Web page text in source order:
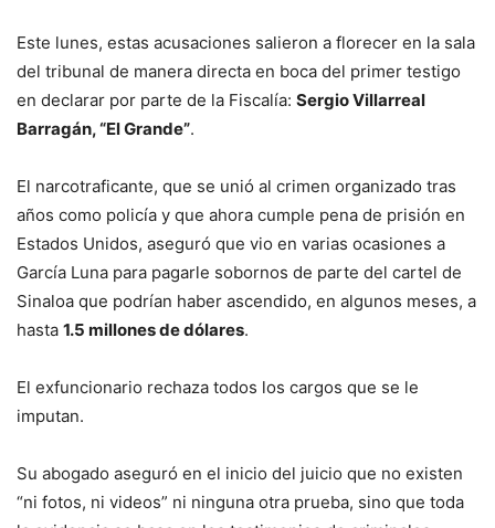
Este lunes, estas acusaciones salieron a florecer en la sala
del tribunal de manera directa en boca del primer testigo
en declarar por parte de la Fiscalía: Sergio Villarreal
Barragán, “El Grande”.
El narcotraficante, que se unió al crimen organizado tras
años como policía y que ahora cumple pena de prisión en
Estados Unidos, aseguró que vio en varias ocasiones a
García Luna para pagarle sobornos de parte del cartel de
Sinaloa que podrían haber ascendido, en algunos meses, a
hasta 1.5 millones de dólares.
El exfuncionario rechaza todos los cargos que se le
imputan.
Su abogado aseguró en el inicio del juicio que no existen
“ni fotos, ni videos” ni ninguna otra prueba, sino que toda